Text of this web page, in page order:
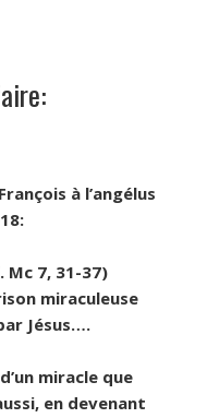
à l’angélus
Mc 7, 31-37)
miraculeuse
Jésus….
miracle que
en devenant